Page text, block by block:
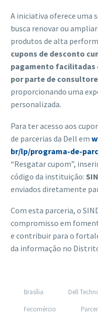
A iniciativa oferece uma
busca renovar ou
produtos de alta
cupons de desconto
pagamento facilitadas
por parte de
proporcionando uma
personalizada.
Para ter acesso aos
de parcerias da Dell em
br/lp/programa-de-
“Resgatar cupom”,
código da instituição:
enviados diretamente
Com esta parceria, o
compromisso em
e contribuir para o
da informação no
Brasília Dell
Fecomércio